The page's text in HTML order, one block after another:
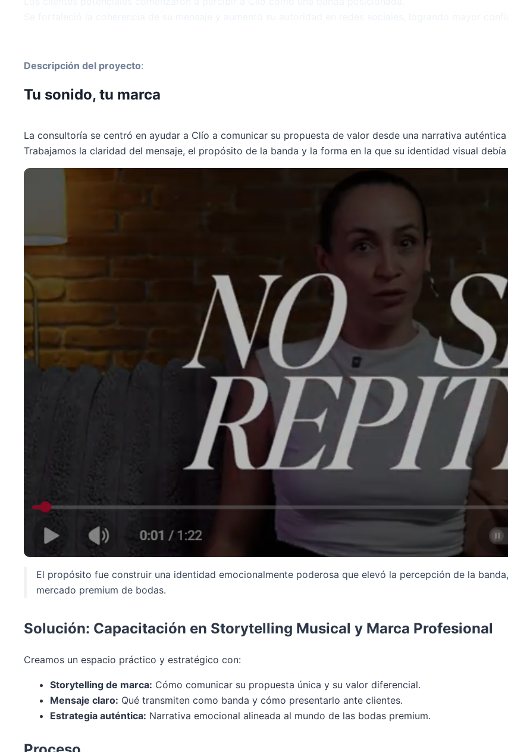
Descripción del proyecto:
Tu sonido, tu marca
La consultoría se centró en ayudar a Clío a comunicar su propuesta de valor desde una narrativa
Trabajamos la claridad del mensaje, el propósito de la banda y la forma en la que su identidad visual
El propósito fue construir una identidad emocionalmente poderosa que elevó la percepción de la
mercado premium de bodas.
Solución: Capacitación en Storytelling Musical y Marca Profesional
Creamos un espacio práctico y estratégico con:
Storytelling de marca: Cómo comunicar su propuesta única y su valor diferencial.
Mensaje claro: Qué transmiten como banda y cómo presentarlo ante clientes.
Estrategia auténtica: Narrativa emocional alineada al mundo de las bodas premium.